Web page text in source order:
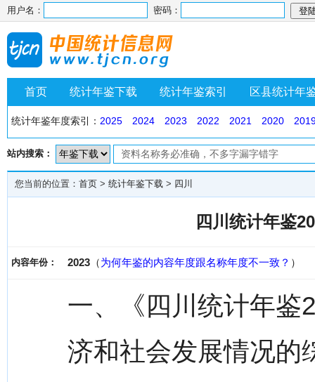
用户名： 密码：
首页 统计年鉴下载 统计年鉴索引 区县统计年
统计年鉴年度索引： 2025 2024 2023 2022 2021 2020
站内搜索：
您当前的位置： 首页 > 统计年鉴下载 > 四川
四川统计年鉴
内容年份： 2023 （为何年鉴的内容年度跟名称年度不一致？ ）
一、《四川统计年鉴
济和社会发展情况的